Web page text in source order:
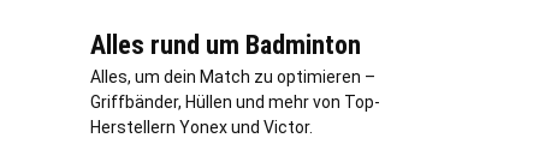
Alles rund um Badminton
Alles, um dein Match zu optimieren –
Griffbänder, Hüllen und mehr von Top-
Herstellern Yonex und Victor.